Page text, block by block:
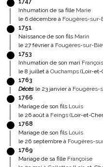
1747
Inhumation de sa fille Marie
le 6 décembre à Fougères-sur-
1751
Naissance de son fils Marin
le 27 février à Fougères-sur-
1753
Inhumation de son mari
le 8 juillet à Ouchamps (Loir-et-
1763
Décès le 23 janvier à Fougères-
1766
Mariage de son fils Louis
le 26 août à Feings (Loir-et-
1768
Mariage de son fils Louis
le 26 septembre à Fougères-
1769
Mariage de sa fille Françoise